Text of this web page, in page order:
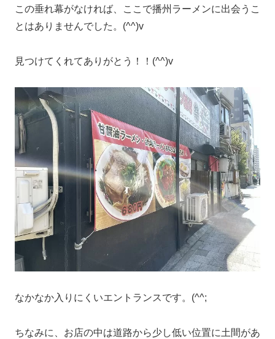
この垂れ幕がなければ、ここで播州ラーメンに出会うこ
とはありませんでした。(^^)v
見つけてくれてありがとう！！(^^)v
なかなか入りにくいエントランスです。(^^;
ちなみに、お店の中は道路から少し低い位置に土間があ